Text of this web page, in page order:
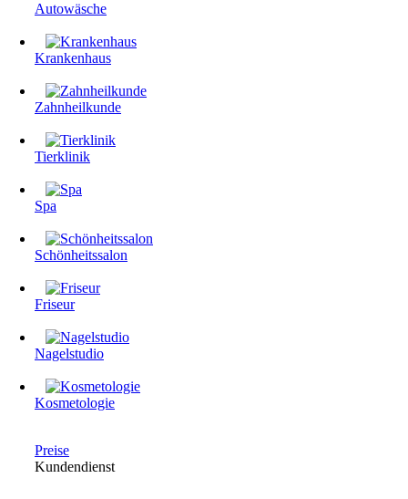
Autowäsche
Krankenhaus
Zahnheilkunde
Tierklinik
Spa
Schönheitssalon
Friseur
Nagelstudio
Kosmetologie
Preise
Kundendienst